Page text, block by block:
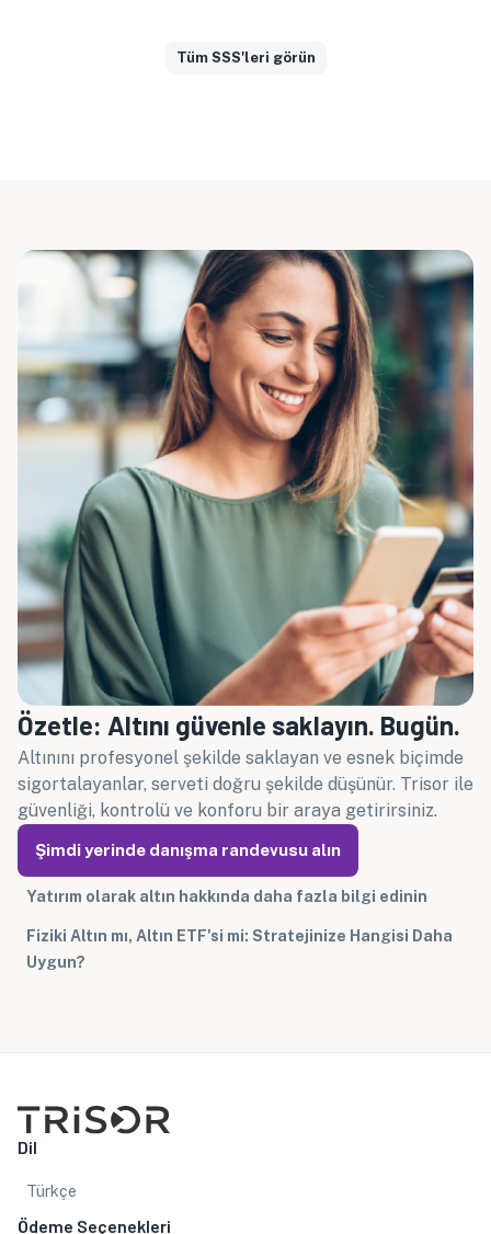
Tüm SSS'leri görün
Özetle: Altını güvenle saklayın. Bugün.
Altınını profesyonel şekilde saklayan ve esnek biçimde
sigortalayanlar, serveti doğru şekilde düşünür. Trisor ile
güvenliği, kontrolü ve konforu bir araya getirirsiniz.
Şimdi yerinde danışma randevusu alın
Yatırım olarak altın hakkında daha fazla bilgi edinin
Fiziki Altın mı, Altın ETF'si mi: Stratejinize Hangisi Daha
Uygun?
Dil
Türkçe
Ödeme Seçenekleri